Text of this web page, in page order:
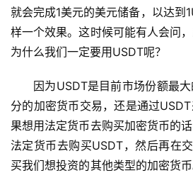
就会完成1美元的美元储备，以达到
样一个效果。这时候可能有人会问，
为什么我们一定要用USDT呢？
因为USDT是目前市场份额最
分的加密货币交易，还是通过
果想用法定货币去购买加密货币的
法定货币去购买USDT，然后再在
买我们想投资的其他类型的加密货